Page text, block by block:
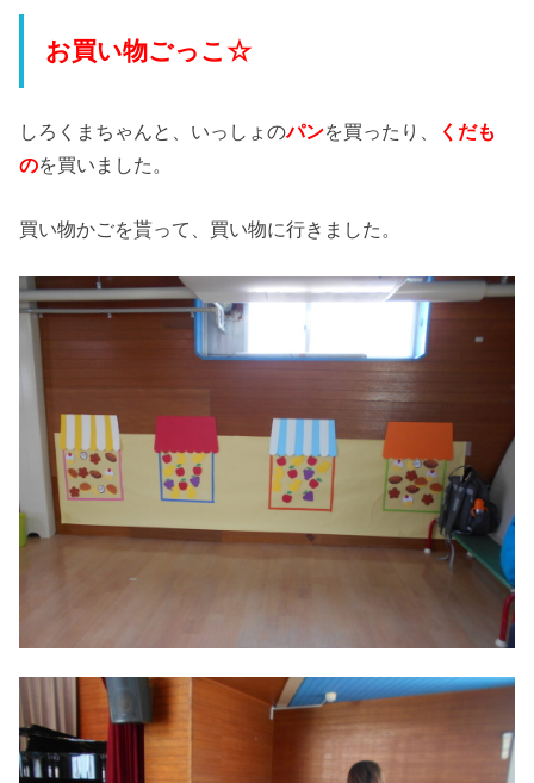
お買い物ごっこ☆
しろくまちゃんと、いっしょのパンを買ったり、
くだも
のを買いました。
買い物かごを貰って、買い物に行きました。